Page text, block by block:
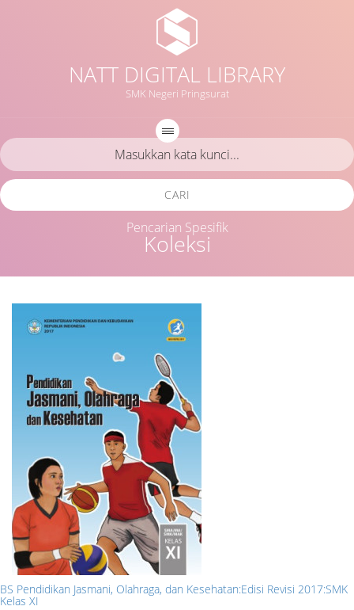
NATT DIGITAL LIBRARY
SMK Negeri Pringsurat
Koleksi
CARI
Pencarian Spesifik
BS Pendidikan Jasmani, Olahraga, dan Kesehatan:Edisi Revisi 2017:SMK
Kelas XI